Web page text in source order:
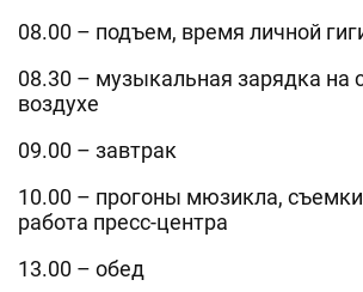
08.00 – подъем, время личной
08.30 – музыкальная зарядка на
воздухе
09.00 – завтрак
10.00 – прогоны мюзикла,
работа пресс-центра
13.00 – обед